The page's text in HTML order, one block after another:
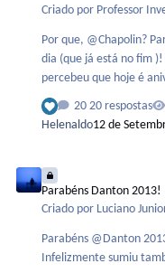
Criado por Professor
Por que, @Chapolin? Parabéns @Chapolin, que aproveite bem o seu
dia (que já está no fim )! PS: Ainda não entendi como ninguém
percebeu que hoje é
20 respostas
Helenaldo12 de
Parabéns Danton 2013!
Criado por Luciano
Parabéns @Danton
Infelizmente sumiu